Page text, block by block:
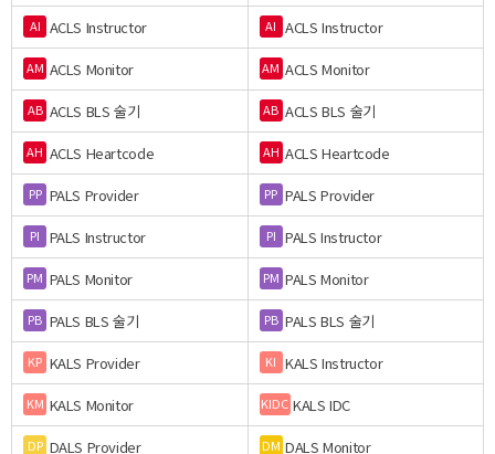
AI ACLS Instructor AI ACLS Instructor
AM ACLS Monitor AM ACLS Monitor
AB ACLS BLS 술기 AB ACLS BLS 술기
AH ACLS Heartcode AH ACLS Heartcode
PP PALS Provider PP PALS Provider
PI PALS Instructor PI PALS Instructor
PM PALS Monitor PM PALS Monitor
PB PALS BLS 술기 PB PALS BLS 술기
KP KALS Provider KI KALS Instructor
KM KALS Monitor KIDC KALS IDC
DP DALS Provider DM DALS Monitor